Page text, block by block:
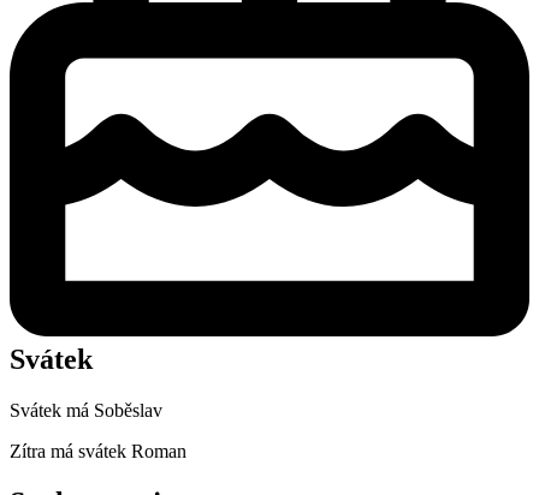
Svátek
Svátek má Soběslav
Zítra má svátek Roman